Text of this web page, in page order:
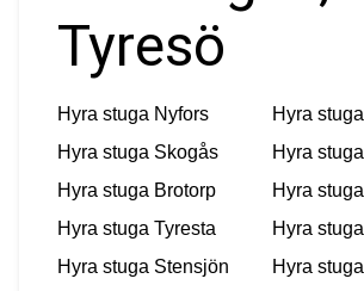
Tyresö
Hyra stuga Nyfors Hyra stuga
Hyra stuga Skogås Hyra stuga
Hyra stuga Brotorp Hyra stuga
Hyra stuga Tyresta Hyra stuga
Hyra stuga Stensjön Hyra stuga